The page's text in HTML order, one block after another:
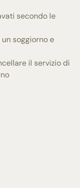
secondo le
soggiorno e
il servizio di